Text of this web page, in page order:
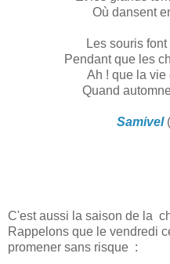
Où dansent
Les souris
Pendant que les
Ah ! que la vie
Quand
Samivel
C'est aussi la saison de la
Rappelons que le vendredi
promener sans risque :